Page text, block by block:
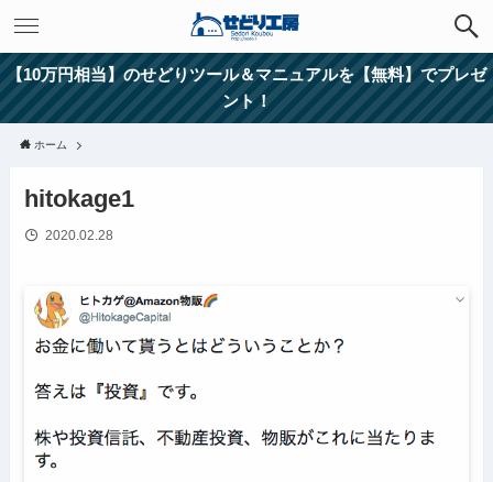
【10万円相当】のせどりツール＆マニュアルを【無料】でプレゼ
ント！
ホーム
hitokage1
2020.02.28